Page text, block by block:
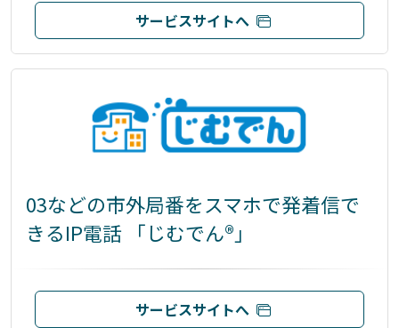
サービスサイトへ
03などの市外局番をスマホで発着信で
きるIP電話 「じむでん®」
サービスサイトへ